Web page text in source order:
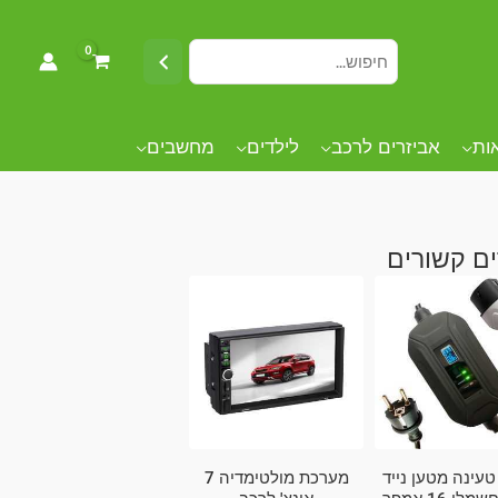
אביזרים לרכב לילדים מחשבים
קשורים
מטען נייד
מערכת מולטימדיה 7